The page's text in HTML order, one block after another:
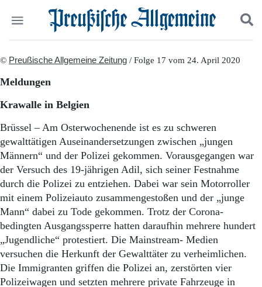
Start
Wer wir sind
Aktuelle Ausgabe
Abonnenten-Login
Politik
Leben
Geschichte
Ostpreußen
Pommern
Berlin-Brandenburg
Schlesien
Danzig und Westpreußen
Bücher
Suchen und finden
© Preußische Allgemeine Zeitung / Folge 17 vom 24. April 2020
Meldungen
Krawalle in Belgien
Brüssel – Am Osterwochenende ist es zu schweren
gewalttätigen Auseinandersetzungen zwischen „jungen
Männern“ und der Polizei gekommen. Vorausgegangen war
der Versuch des 19-jährigen Adil, sich seiner Festnahme
durch die Polizei zu entziehen. Dabei war sein Motorroller
mit einem Polizeiauto zusammengestoßen und der „junge
Mann“ dabei zu Tode gekommen. Trotz der Corona-
bedingten Ausgangssperre hatten daraufhin mehrere hundert
„Jugendliche“ protestiert. Die Mainstream- Medien
versuchen die Herkunft der Gewalttäter zu verheimlichen.
Die Immigranten griffen die Polizei an, zerstörten vier
Polizeiwagen und setzten mehrere private Fahrzeuge in